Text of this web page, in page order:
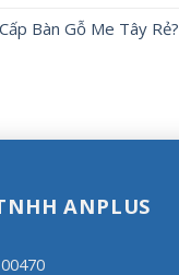
Bàn Gỗ Me Tây Rẻ?
ANPLUS